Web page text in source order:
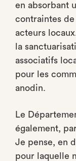
en absorbant
contraintes de
acteurs
la
associatifs
pour les
anodin.
Le
également,
Je pense, en
pour laquelle